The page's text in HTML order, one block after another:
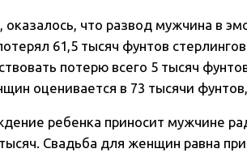
оказалось, что развод мужчина в
61,5 тысяч фунтов
потерю всего 5 тысяч
оценивается в 73 тысячи
ребенка приносит мужчине
Свадьба для женщин равна